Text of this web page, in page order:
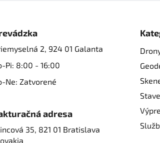
2, 924 01 Galanta
Pi: 8:00 - 16:00
Ne: Zatvorené
adresa
35, 821 01 Bratislava